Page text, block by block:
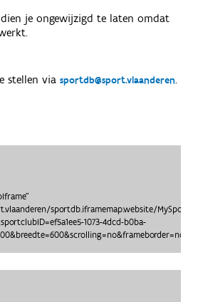
je ongewijzigd te laten omdat
stellen via sportdb@sport.vlaanderen.
sportdb.iframemap.website/
1073-4dcd-b0ba-